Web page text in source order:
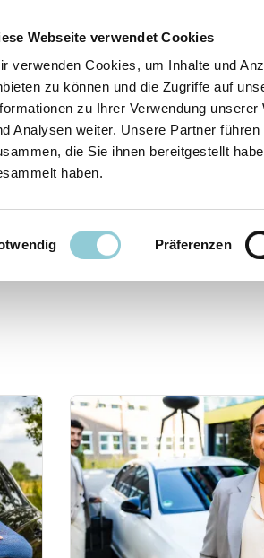
Webseite verwendet Cookies
verwenden Cookies, um Inhalte und
zu können und die Zugriffe auf
zu Ihrer Verwendung
Analysen weiter. Unsere Partner
die Sie ihnen bereitgestellt
haben.
Präferenzen
(FAQ) Über Uns Kontakt
rund um Ihr